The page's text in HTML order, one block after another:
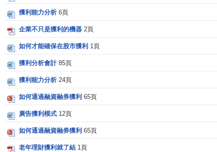
獲利能力分析 6頁
企業不只是獲利的機器 2頁
如何才能確保在股市獲利 1頁
獲利分析會計 85頁
獲利能力分析 24頁
如何通過融資融券獲利 65頁
廣告獲利模式 12頁
如何通過融資融券獲利 65頁
老年理財獲利就了結 1頁